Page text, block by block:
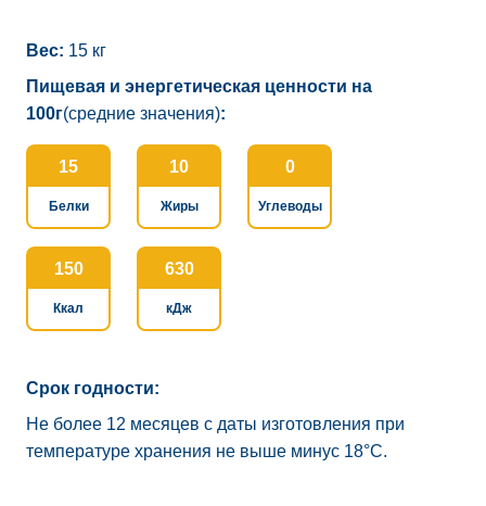
Вес: 15 кг
Пищевая и энергетическая ценности на
100г(средние значения):
15
Белки
10
Жиры
0
Углеводы
150
Ккал
630
кДж
Срок годности:
Не более 12 месяцев с даты изготовления при
температуре хранения не выше минус 18°C.